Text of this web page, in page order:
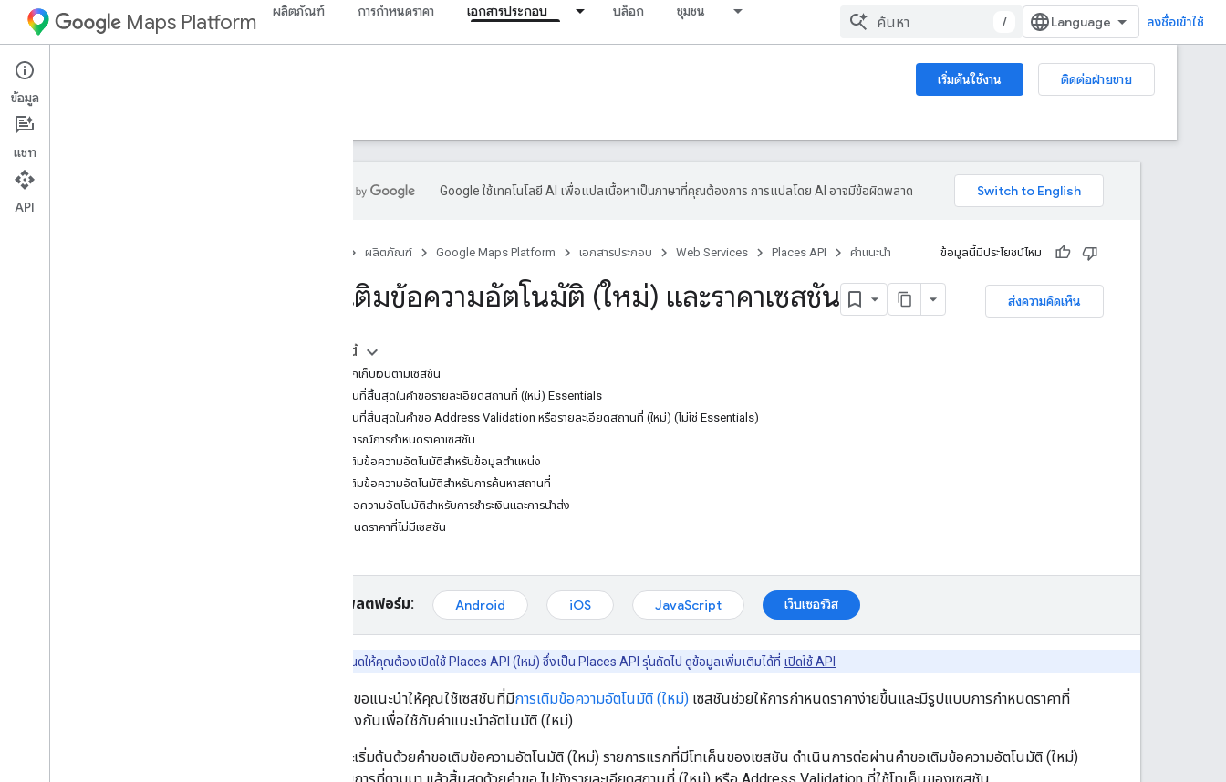
Maps Platform ผลิตภัณฑ์ การกำหนดราคา เอกสารประกอบ บล็อก ชุมชน
/ ลงชื่อเข้าใช้
Web Services เริ่มต้นใช้งาน
ติดต่อฝ่ายขาย
คำแนะนำ
Google ใช้เทคโนโลยี AI เพื่อแปลเนื้อหาเป็นภาษาที่คุณต้องการ การแปลโดย AI อาจมีข้อผิดพลาด
ผลิตภัณฑ์ Google Maps Platform เอกสารประกอบ Web Services Places API คำแนะนำ ข้อมูลนี้มีประโยชน์ไหม
ส่งความคิดเห็น
การเติมข้อความอัตโนมัติ (ใหม่) และราคาเซสชัน
ในหน้านี้
การเรียกเก็บเงินตามเซสชัน
เซสชันที่สิ้นสุดในคำขอรายละเอียดสถานที่ (ใหม่) Essentials
เซสชันที่สิ้นสุดในคำขอ Address Validation หรือรายละเอียดสถานที่ (ใหม่) (ไม่ใช่ Essentials)
สถานการณ์การกำหนดราคาเซสชัน
การเติมข้อความอัตโนมัติสำหรับข้อมูลตำแหน่ง
การเติมข้อความอัตโนมัติสำหรับการค้นหาสถานที่
เติมข้อความอัตโนมัติสำหรับการชำระเงินและการนำส่ง
การกำหนดราคาที่ไม่มีเซสชัน
เลือกแพลตฟอร์ม: Android iOS JavaScript เว็บเซอร์วิส
ฟีเจอร์นี้กำหนดให้คุณต้องเปิดใช้ Places API (ใหม่) ซึ่งเป็น Places API รุ่นถัดไป ดูข้อมูลเพิ่มเติมได้ที่ เปิดใช้ API
Google ขอแนะนำให้คุณใช้เซสชันที่มีการเติมข้อความอัตโนมัติ (ใหม่) เซสชันช่วยให้การกำหนดราคาง่ายขึ้นและมีรูปแบบการกำหนดราคาที่
สอดคล้องกันเพื่อใช้กับคำแนะนำอัตโนมัติ (ใหม่)
เซสชันจะเริ่มต้นด้วยคำขอเติมข้อความอัตโนมัติ (ใหม่) รายการแรกที่มีโทเค็นของเซสชัน ดําเนินการต่อผ่านคําขอเติมข้อความอัตโนมัติ (ใหม่)
ข้อมูล
แชท
API